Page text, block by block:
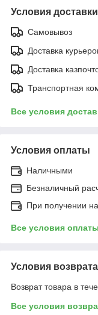
Условия доставки
Самовывоз
Доставка
Доставка
Транспортная
Все условия
Условия оплаты
Наличными
Безналичный
При получении
Все условия оплаты
Условия возврата
Возврат товара в
Все условия